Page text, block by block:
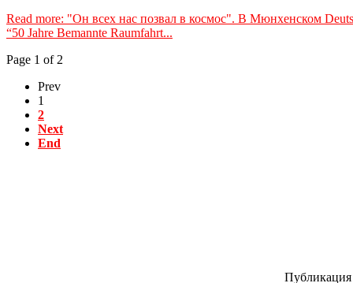
Read more: "Он всех нас позвал в космос". В Мюнхенском
“50 Jahre Bemannte Raumfahrt...
Page 1 of 2
Prev
1
2
Next
End
Публикация